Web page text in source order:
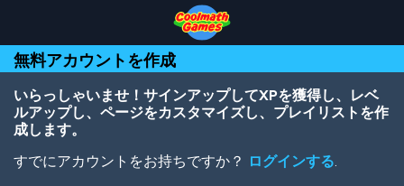
Top
of
Page
Navigation
Main
Content
Footer
ン
コ
ン
移
無料アカウントを作成
いらっしゃいませ！サインアップしてXPを獲得し、レベ
ルアップし、ページをカスタマイズし、プレイリストを作
成します。
すでにアカウントをお持ちですか？ ログインする.